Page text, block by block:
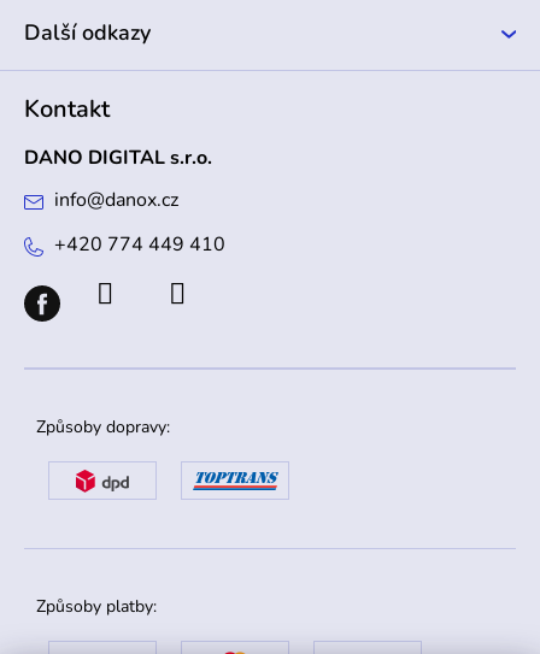
Další odkazy
Kontakt
DANO DIGITAL s.r.o.
info@danox.cz
+420 774 449 410
Způsoby dopravy:
Způsoby platby: